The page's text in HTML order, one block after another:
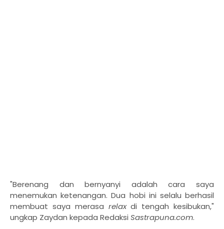
"Berenang dan bernyanyi adalah cara saya
menemukan ketenangan. Dua hobi ini selalu berhasil
membuat saya merasa relaxdi tengah kesibukan,"
ungkap Zaydan kepada Redaksi Sastrapuna.com.